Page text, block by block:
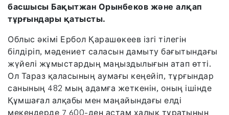
басшысы Бақытжан Орынбеков және алқап
тұрғындары қатысты.
Облыс әкімі Ербол Қарашөкеев ізгі тілегін
білдіріп, мәдениет саласын дамыту бағытындағы
жүйелі жұмыстардың маңыздылығын атап өтті.
Ол Тараз қаласының аумағы кеңейіп, тұрғындар
санының 482 мың адамға жеткенін, оның ішінде
Құмшағал алқабы мен маңайындағы елді
мекендерде 7 600-ден астам халық тұратынын